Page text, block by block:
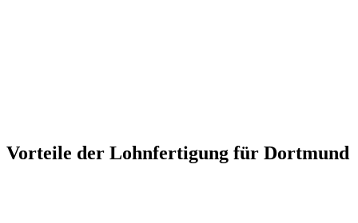
Vorteile der Lohnfertigung für Dortmund